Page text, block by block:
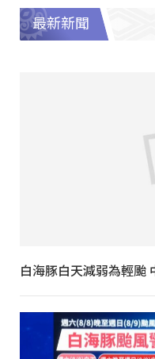
最新新聞
白海豚白天減弱為輕颱